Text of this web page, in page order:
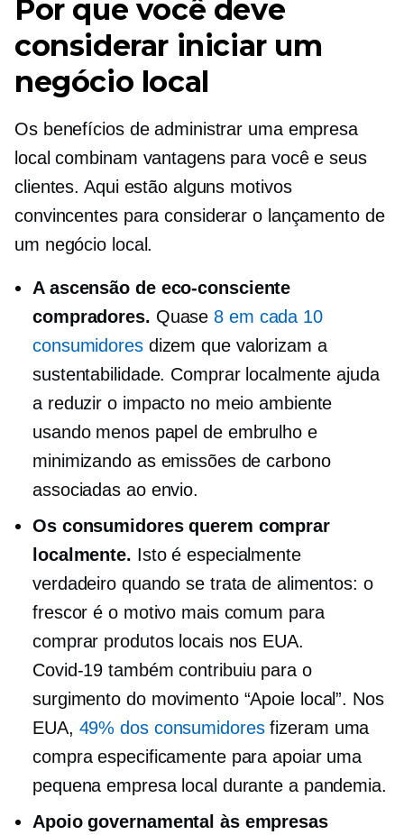
Por que você deve
considerar iniciar um
negócio local
Os benefícios de administrar uma empresa
local combinam vantagens para você e seus
clientes. Aqui estão alguns motivos
convincentes para considerar o lançamento de
um negócio local.
A ascensão de eco-consciente
compradores. Quase 8 em cada 10
consumidoresdizem que valorizam a
sustentabilidade. Comprar localmente ajuda
a reduzir o impacto no meio ambiente
usando menos papel de embrulho e
minimizando as emissões de carbono
associadas ao envio.
Os consumidores querem comprar
localmente. Isto é especialmente
verdadeiro quando se trata de alimentos: o
frescor é o motivo mais comum para
comprar produtos locais nos EUA.
Covid-19 também contribuiu para o
surgimento do movimento “Apoie local”. Nos
EUA, 49% dos consumidoresfizeram uma
compra especificamente para apoiar uma
pequena empresa local durante a pandemia.
Apoio governamental às empresas